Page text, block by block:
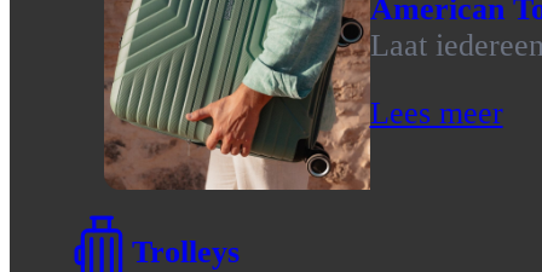
American
Laat
Lees meer
Trolleys